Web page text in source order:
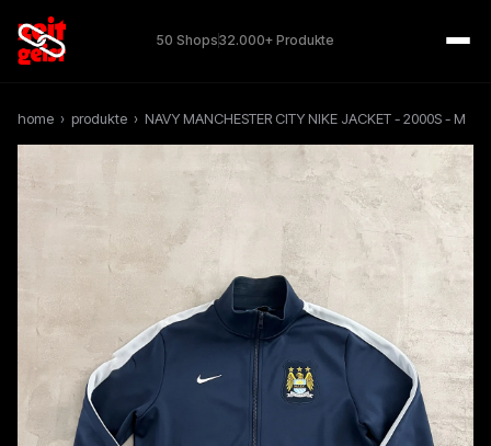
50 Shops32.000+ Produkte
home › produkte › NAVY MANCHESTER CITY NIKE JACKET - 2000S - M